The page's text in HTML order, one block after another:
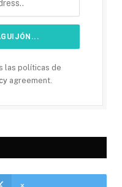
las políticas de
agreement.
x